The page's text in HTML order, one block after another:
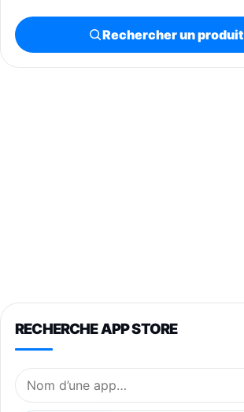
Rechercher un produit
RECHERCHE APP STORE
Nom de l’application